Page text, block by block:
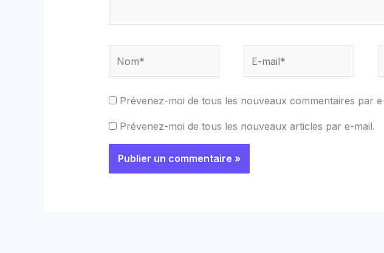
mail*
Prévenez-moi de tous les nouveaux commentaires par
Prévenez-moi de tous les nouveaux articles par e-mail.